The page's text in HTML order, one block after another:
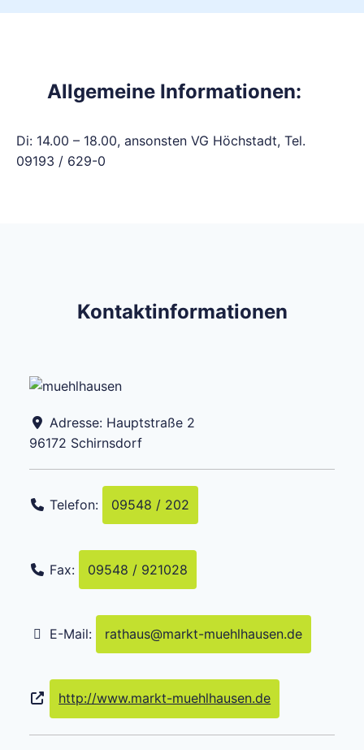
Allgemeine Informationen:
Di: 14.00 – 18.00, ansonsten VG Höchstadt, Tel.
09193 / 629-0
Kontaktinformationen
Adresse: Hauptstraße 2
96172 Schirnsdorf
Telefon: 09548 / 202
Fax: 09548 / 921028
E-Mail: rathaus@markt-muehlhausen.de
http://www.markt-muehlhausen.de